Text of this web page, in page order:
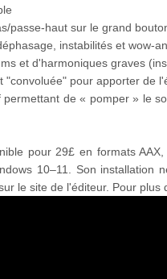
passe-haut sur le grand
instabilités et wow-
et d'harmoniques graves
pour apporter de
de « pomper » le
pour 29£ en formats
10–11. Son installation
le site de l'éditeur. Pour plus